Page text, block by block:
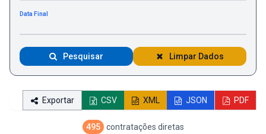
Data Final
Pesquisar Limpar Dados
Exportar CSV XML JSON PDF
495
contratações diretas